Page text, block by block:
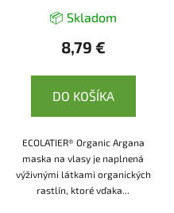
📦 Skladom
8,79 €
DO KOŠÍKA
ECOLATIER® Organic Argana
maska na vlasy je naplnená
výživnými látkami organických
rastlín, ktoré vďaka...